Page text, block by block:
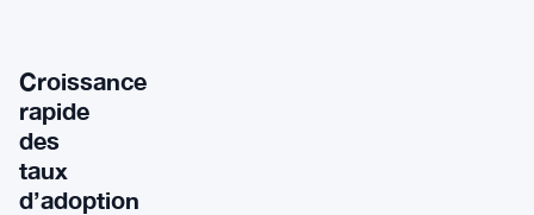
Croissance
rapide
des
taux
d’adoption